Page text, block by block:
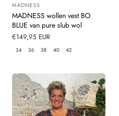
Leverancier:
MADNESS
MADNESS wollen vest BO
BLUE van pure slub wol
Normale
prijs
€149,95 EUR
34 36 38 40 42